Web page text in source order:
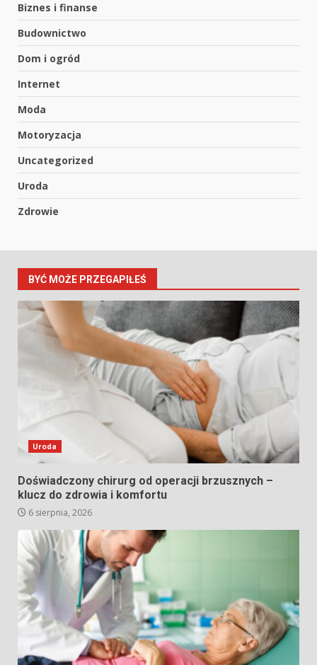
Biznes i finanse
Budownictwo
Dom i ogród
Internet
Moda
Motoryzacja
Uncategorized
Uroda
Zdrowie
BYĆ MOŻE PRZEGAPIŁEŚ
Uroda
Doświadczony chirurg od operacji brzusznych –
klucz do zdrowia i komfortu
6 sierpnia, 2026